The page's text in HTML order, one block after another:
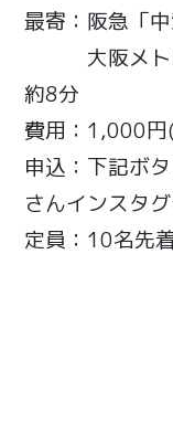
最寄：阪急「
大阪メトロ
約8分
費用：1,000円
申込：下記ボ
さんインスタ
定員：10名先